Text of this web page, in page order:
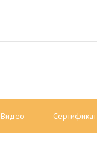
Видео Сертификат